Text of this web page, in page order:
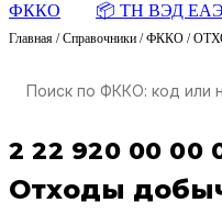
ФККО
📦 ТН ВЭД
Главная /Справочники /ФККО /
2 22 920 00 00
Отходы